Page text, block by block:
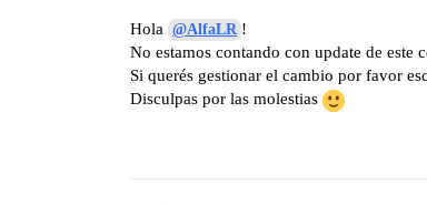
Hola @AlfaLR !
No estamos contando con update de este
Si querés gestionar el cambio por favor
Disculpas por las molestias